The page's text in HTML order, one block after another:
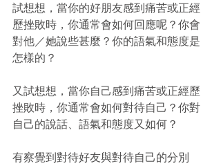
試想想，當你的好朋友感到痛苦或正經
歷挫敗時，你通常會如何回應呢？你會
對他／她說些甚麼？你的語氣和態度是
怎樣的？
又試想想，當你自己感到痛苦或正經歷
挫敗時，你通常會如何對待自己？你對
自己的說話、語氣和態度又如何？
有察覺到對待好友與對待自己的分別